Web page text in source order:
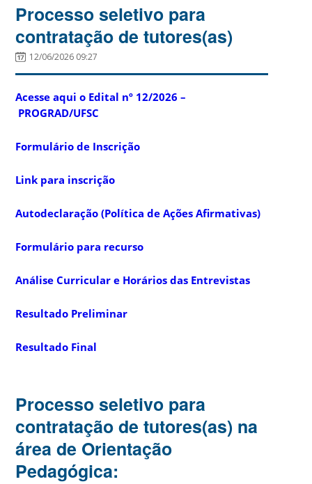
Processo seletivo para
contratação de tutores(as)
12/06/2026 09:27
Acesse aqui o Edital nº 12/2026 –
PROGRAD/UFSC
Formulário de Inscrição
Link para inscrição
Autodeclaração (Política de Ações Afirmativas)
Formulário para recurso
Análise Curricular e Horários das Entrevistas
Resultado Preliminar
Resultado Final
Processo seletivo para
contratação de tutores(as) na
área de Orientação
Pedagógica: